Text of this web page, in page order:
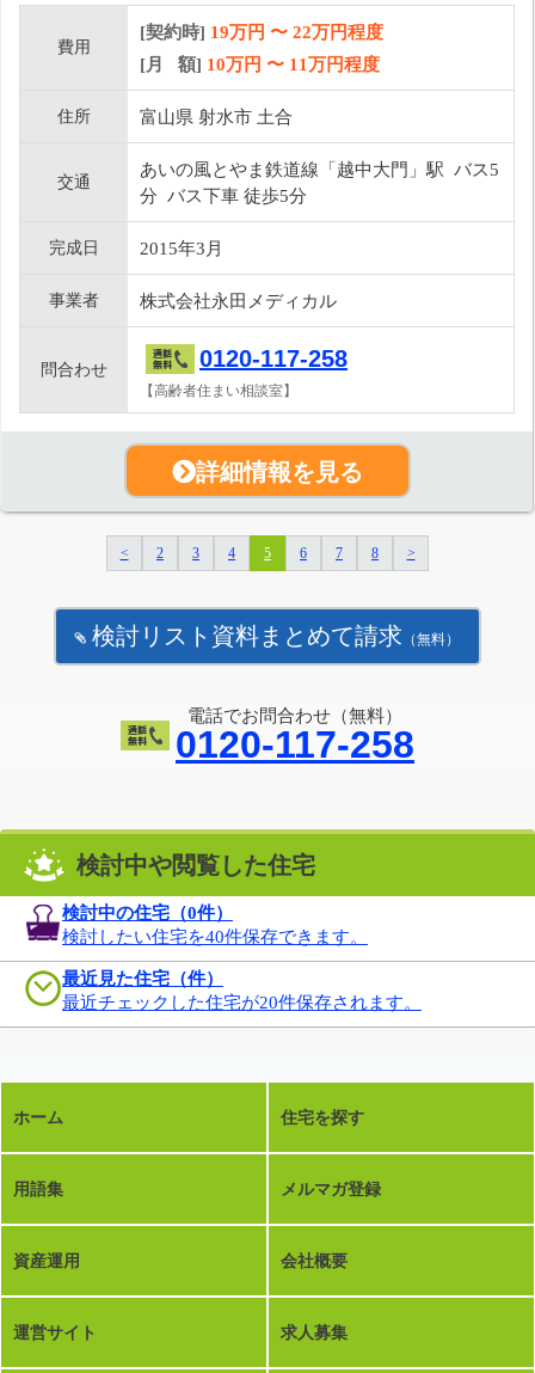
費用
[契約時] 19万円 〜 22万円程度
[月 額] 10万円 〜 11万円程度
住所 富山県 射水市 土合
交通
あいの風とやま鉄道線「越中大門」駅 バス5
分 バス下車 徒歩5分
完成日 2015年3月
事業者 株式会社永田メディカル
問合わせ 0120-117-258
【高齢者住まい相談室】
詳細情報を見る
< 2 3 4 5 6 7 8 >
検討リスト資料まとめて請求 （無料）
電話でお問合わせ（無料）
0120-117-258
検討中や閲覧した住宅
検討中の住宅（0件）
検討したい住宅を40件保存できます。
最近見た住宅（件）
最近チェックした住宅が20件保存されます。
ホーム 住宅を探す
用語集 メルマガ登録
資産運用 会社概要
運営サイト 求人募集